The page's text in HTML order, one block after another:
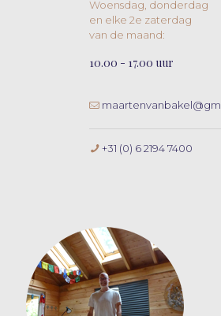
Woensdag, donderdag
en elke 2e zaterdag
van de maand:
10.00 - 17.00 uur
+31 (0) 6 2194 7400